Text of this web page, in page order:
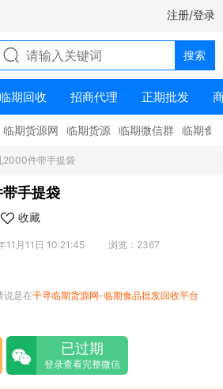
注册/登录
临期回收 招商代理 正期批发
临期货源网 临期货源 临期微信群 临期食
2000件带手提袋
手提袋
收藏
11月11日 10:21:45
浏览：2367
说是在千寻临期货源网-临期食品批发回收平台
已过期
登录查看完整微信